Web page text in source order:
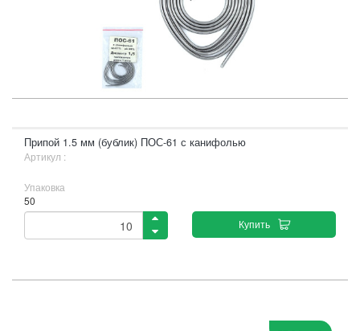
Припой 1.5 мм (бублик) ПОС-61 с канифолью
Артикул :
Упаковка
50
Купить